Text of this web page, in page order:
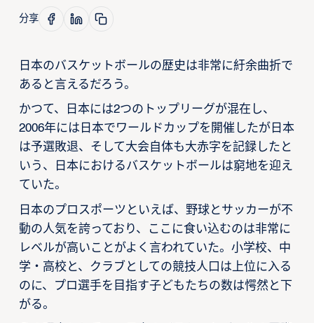
分享
日本のバスケットボールの歴史は非常に紆余曲折で
あると言えるだろう。
かつて、日本には2つのトップリーグが混在し、
2006年には日本でワールドカップを開催したが日本
は予選敗退、そして大会自体も大赤字を記録したと
いう、日本におけるバスケットボールは窮地を迎え
ていた。
日本のプロスポーツといえば、野球とサッカーが不
動の人気を誇っており、ここに食い込むのは非常に
レベルが高いことがよく言われていた。小学校、中
学・高校と、クラブとしての競技人口は上位に入る
のに、プロ選手を目指す子どもたちの数は愕然と下
がる。